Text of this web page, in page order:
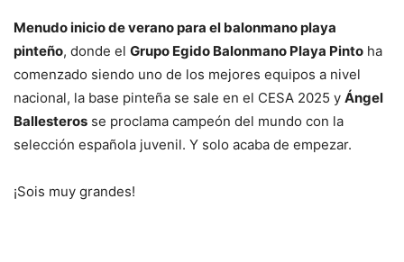
Menudo inicio de verano para el balonmano playa
pinteño, donde el Grupo Egido Balonmano Playa Pinto ha
comenzado siendo uno de los mejores equipos a nivel
nacional, la base pinteña se sale en el CESA 2025 y Ángel
Ballesteros se proclama campeón del mundo con la
selección española juvenil. Y solo acaba de empezar.
¡Sois muy grandes!